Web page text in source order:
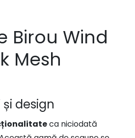
Birou Wind
Mesh
design
ca niciodată